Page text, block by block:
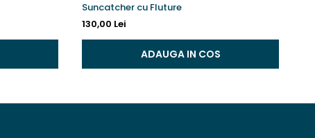
Suncatcher cu Fluture
130,00 Lei
ADAUGA IN COS